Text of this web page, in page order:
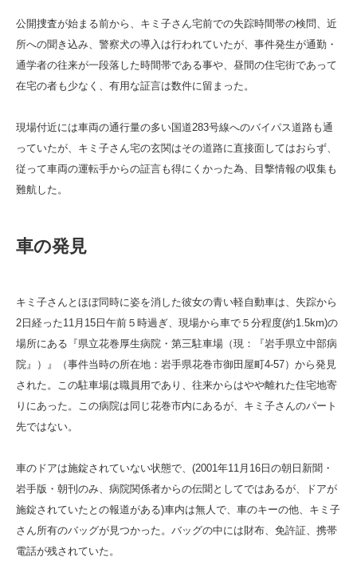
公開捜査が始まる前から、キミ子さん宅前での失踪時間帯の検問、近
所への聞き込み、警察犬の導入は行われていたが、事件発生が通勤・
通学者の往来が一段落した時間帯である事や、昼間の住宅街であって
在宅の者も少なく、有用な証言は数件に留まった。
現場付近には車両の通行量の多い国道283号線へのバイパス道路も通
っていたが、キミ子さん宅の玄関はその道路に直接面してはおらず、
従って車両の運転手からの証言も得にくかった為、目撃情報の収集も
難航した。
車の発見
キミ子さんとほぼ同時に姿を消した彼女の青い軽自動車は、失踪から
2日経った11月15日午前５時過ぎ、現場から車で５分程度(約1.5km)の
場所にある『県立花巻厚生病院・第三駐車場（現：『岩手県立中部病
院』）』（事件当時の所在地：岩手県花巻市御田屋町4-57）から発見
された。この駐車場は職員用であり、往来からはやや離れた住宅地寄
りにあった。この病院は同じ花巻市内にあるが、キミ子さんのパート
先ではない。
車のドアは施錠されていない状態で、(2001年11月16日の朝日新聞・
岩手版・朝刊のみ、病院関係者からの伝聞としてではあるが、ドアが
施錠されていたとの報道がある)車内は無人で、車のキーの他、キミ子
さん所有のバッグが見つかった。バッグの中には財布、免許証、携帯
電話が残されていた。